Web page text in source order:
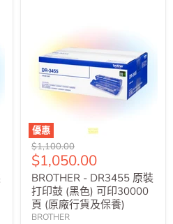
優惠
原
價
$1,100.00
售
價
$1,050.00
BROTHER - DR3455 原裝
打印鼓 (黑色) 可印30000
頁 (原廠行貨及保養)
BROTHER